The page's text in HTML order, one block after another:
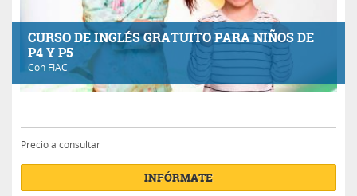
CURSO DE INGLÉS GRATUITO PARA NIÑOS DE
P4 Y P5
Con FIAC
Precio a consultar
INFÓRMATE